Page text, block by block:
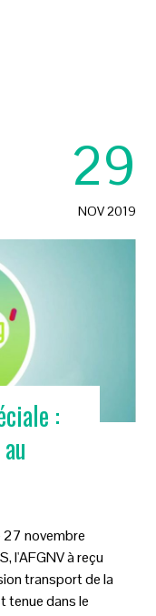
29
NOV 2019
:
novembre
l'AFGNV à reçu
transport de la
tenue dans le